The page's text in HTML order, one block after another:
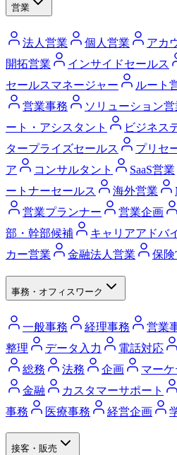
営業
法人営業 個人営業 アカ
開拓営業
インサイドセールス
セールスマネージャー
ルート
営業事務
ソリューション営
ート・アシスタント
ビジネス
タープライズセールス
プリセ
ア
コンサルタント SaaS営業
ートナーセールス
海外営業
営業プランナー
営業企画
部・幹部候補
キャリアアドバ
カー営業
金融法人営業 保険
事務・オフィスワーク
一般事務 経理事務 営業
整理
データ入力 電話対応
総務
法務 企画 マー
金融
カスタマーサポート
事務
医療事務 経営企画
接客・販売